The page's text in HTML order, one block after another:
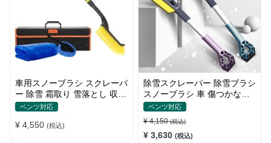
車用スノーブラシ スクレーパ
ー 除雪 霜取り 雪落とし 収納
ボックス付き 2in1
ベンツ対応
¥ 4,550 (税込)
除雪スクレーパー 除雪ブラシ
スノーブラシ 車 傷つかない
2in1多機能 車雪かき雪対策
携帯便利
ベンツ対応
¥ 4,150 (税込)
¥ 3,630 (税込)